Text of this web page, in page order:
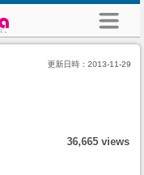
更新日時： 2013-11-29
36,665 views